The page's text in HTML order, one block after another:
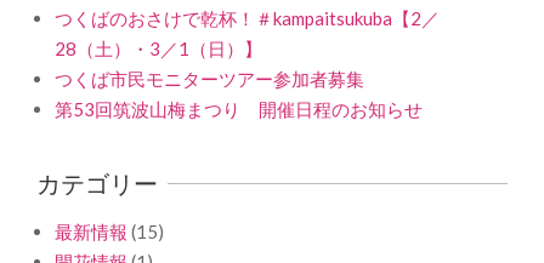
つくばのおさけで乾杯！＃kampaitsukuba【2／
28（土）・3／1（日）】
つくば市民モニターツアー参加者募集
第53回筑波山梅まつり 開催日程のお知らせ
カテゴリー
最新情報 (15)